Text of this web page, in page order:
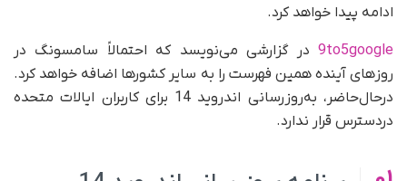
ادامه پیدا خواهد کرد.
9to5google در گزارشی می‌نویسد که احتمالاً سامسونگ در
روزهای آینده همین فهرست را به سایر کشورها اضافه خواهد کرد.
در‌حال‌حاضر، به‌روزرسانی اندروید 14 برای کاربران ایالات متحده
دردسترس قرار ندارد.